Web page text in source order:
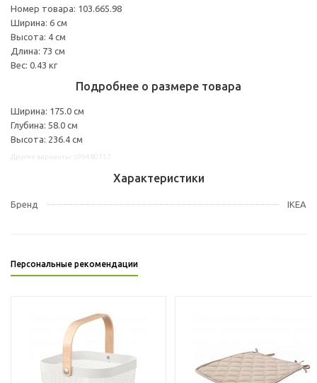
Номер товара: 103.665.98
Ширина: 6 см
Высота: 4 см
Длина: 73 см
Вес: 0.43 кг
Подробнее о размере товара
Ширина: 175.0 см
Глубина: 58.0 см
Высота: 236.4 см
Характеристики
Бренд IKEA
Персональные рекомендации